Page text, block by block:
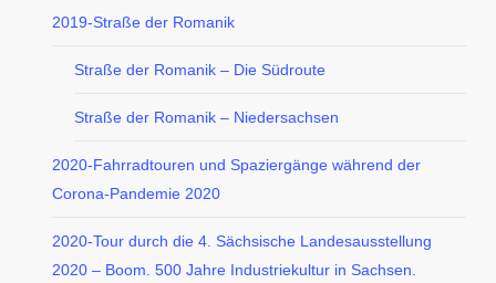
2019-Straße der Romanik
Straße der Romanik – Die Südroute
Straße der Romanik – Niedersachsen
2020-Fahrradtouren und Spaziergänge während der
Corona-Pandemie 2020
2020-Tour durch die 4. Sächsische Landesausstellung
2020 – Boom. 500 Jahre Industriekultur in Sachsen.